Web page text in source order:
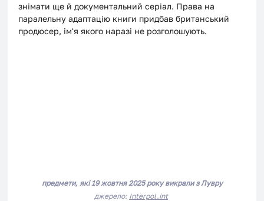
знімати ще й документальний серіал. Права на
паралельну адаптацію книги придбав британський
продюсер, ім'я якого наразі не розголошують.
предмети, які 19 жовтня 2025 року викрали з Лувру
джерело: Interpol.int